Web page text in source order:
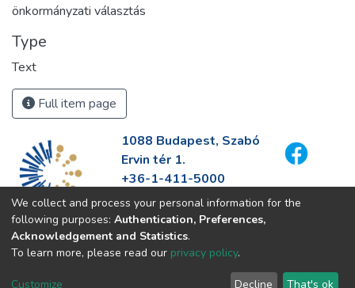
önkormányzati választás
Type
Text
Full item page
1088 Budapest, Szabó
Ervin tér 1.
+36-1-411-5000
info@fszek.hu
https://fszek.hu
We collect and process your personal information for the
following purposes: Authentication, Preferences,
Acknowledgement and Statistics.
To learn more, please read our privacy policy.
Customize Decline That's ok